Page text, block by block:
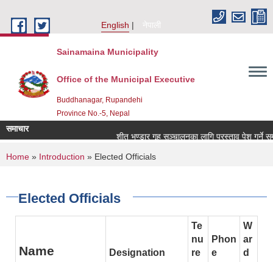
English
नेपाली
Sainamaina Municipality
Office of the Municipal Executive
Buddhanagar, Rupandehi
Province No.-5, Nepal
समाचार
शीत भण्डार गृह सञ्चालनका लागि प्रस्ताव पेश गर्ने
You are here
Home » Introduction » Elected Officials
Elected Officials
Name Designation
Te
nu
re
Phon
e
W
ar
d